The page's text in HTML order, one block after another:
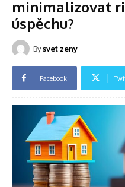
minimalizovat
úspěchu?
Bysvet zeny
Facebook